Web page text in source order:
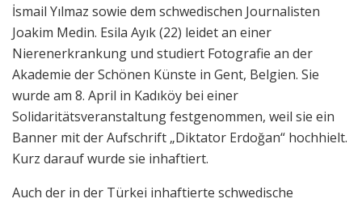
İsmail Yılmaz sowie dem schwedischen Journalisten
Joakim Medin. Esila Ayık (22) leidet an einer
Nierenerkrankung und studiert Fotografie an der
Akademie der Schönen Künste in Gent, Belgien. Sie
wurde am 8. April in Kadıköy bei einer
Solidaritätsveranstaltung festgenommen, weil sie ein
Banner mit der Aufschrift „Diktator Erdoğan“ hochhielt.
Kurz darauf wurde sie inhaftiert.
Auch der in der Türkei inhaftierte schwedische